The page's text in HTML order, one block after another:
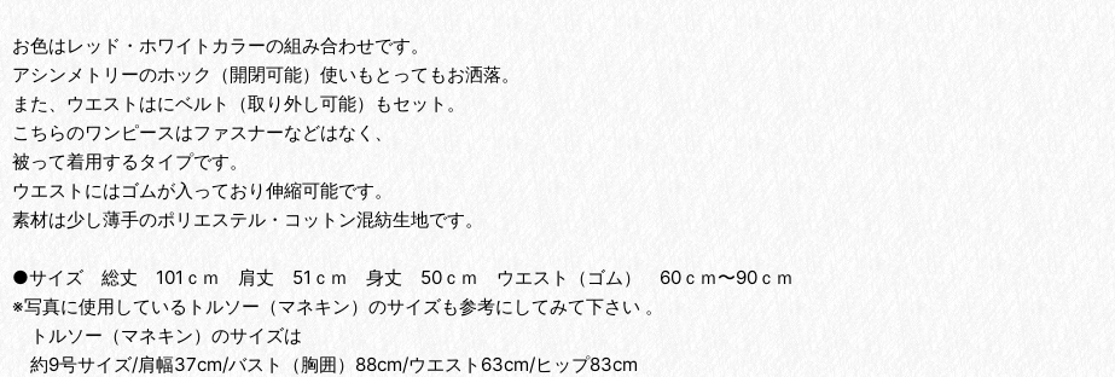
お色はレッド・ホワイトカラーの組み合わせです。
アシンメトリーのホック（開閉可能）使いもとってもお洒落。
また、ウエストはにベルト（取り外し可能）もセット。
こちらのワンピースはファスナーなどはなく、
被って着用するタイプです。
ウエストにはゴムが入っており伸縮可能です。
素材は少し薄手のポリエステル・コットン混紡生地です。
●サイズ 総丈 101ｃｍ 肩丈 51ｃｍ 身丈 50ｃｍ ウエスト（ゴム） 60ｃｍ〜90ｃｍ
※写真に使用しているトルソー（マネキン）のサイズも参考にしてみて下さい 。
トルソー（マネキン）のサイズは
約9号サイズ/肩幅37cm/バスト（胸囲）88cm/ウエスト63cm/ヒップ83cm